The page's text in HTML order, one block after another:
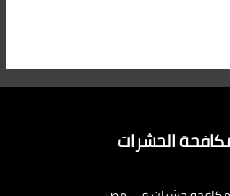
الحشرات